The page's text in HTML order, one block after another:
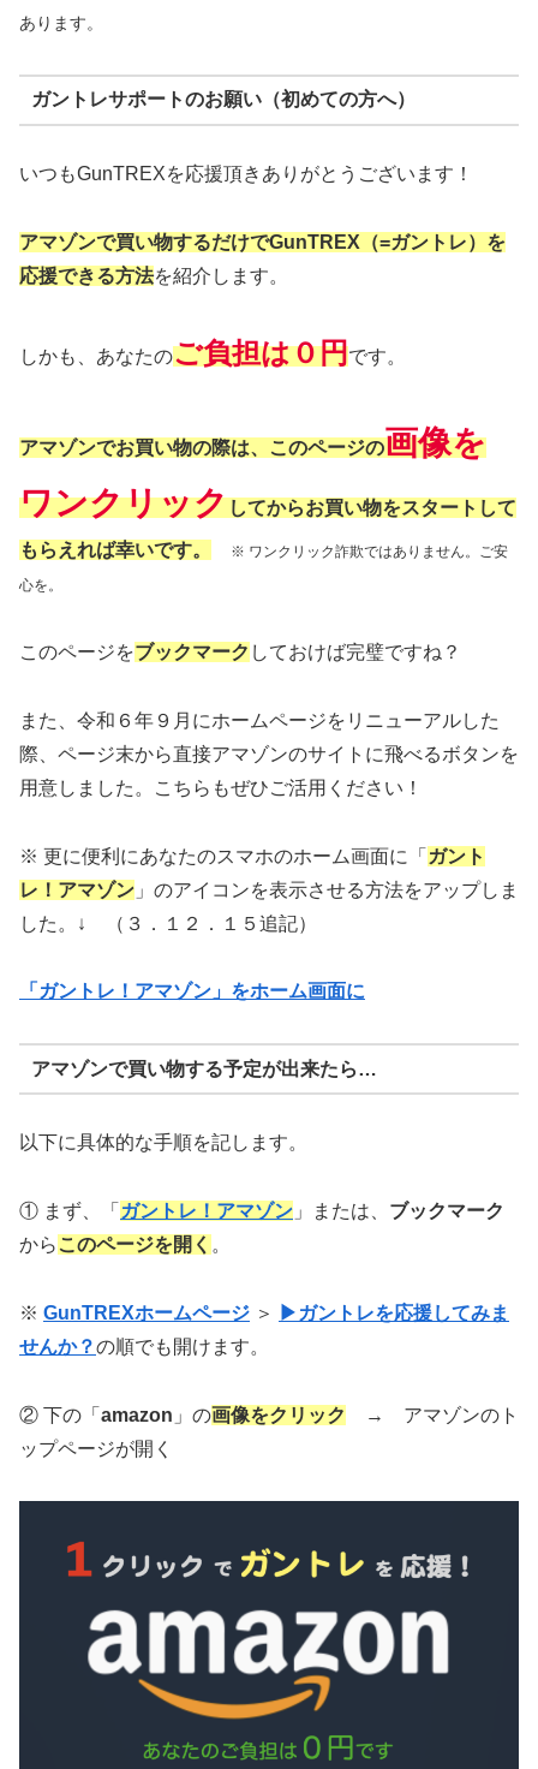
あります。
ガントレサポートのお願い（初めての方へ）
いつもGunTREXを応援頂きありがとうございます！
アマゾンで買い物するだけでGunTREX（=ガントレ）を
応援できる方法を紹介します。
しかも、あなたのご負担は０円です。
アマゾンでお買い物の際は、このページの画像を
ワンクリックしてからお買い物をスタートして
もらえれば幸いです。
※ ワンクリック詐欺ではありません。ご安
心を。
このページをブックマーク しておけば完璧ですね？
また、令和６年９月にホームページをリニューアルした
際、ページ末から直接アマゾンのサイトに飛べるボタンを
用意しました。こちらもぜひご活用ください！
※ 更に便利にあなたのスマホのホーム画面に「 ガント
レ！アマゾン 」のアイコンを表示させる方法をアップしま
した。↓ （３．１２．１５追記）
「ガントレ！アマゾン」をホーム画面に
アマゾンで買い物する予定が出来たら…
以下に具体的な手順を記します。
① まず、「 ガントレ！アマゾン 」または、 ブックマーク
から このページを開く 。
※ GunTREXホームページ ＞
▶ガントレを応援してみま
せんか？の順でも開けます。
② 下の「 amazon 」の画像をクリック
→ アマゾンのト
ップページが開く